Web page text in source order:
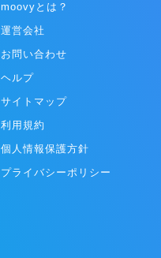
moovyとは？
運営会社
お問い合わせ
ヘルプ
サイトマップ
利用規約
個人情報保護方針
プライバシーポリシー